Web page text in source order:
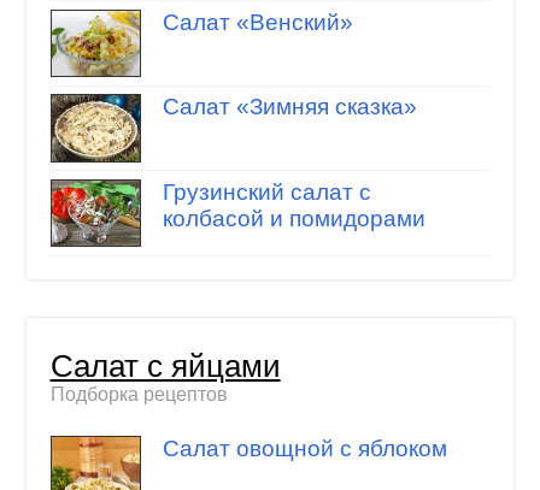
Салат «Венский»
Салат «Зимняя сказка»
Грузинский салат с
колбасой и помидорами
Салат с яйцами
Подборка рецептов
Салат овощной с яблоком